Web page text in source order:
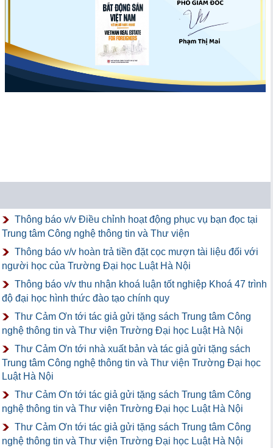
Thông báo v/v Điều chỉnh hoạt động phục vụ bạn đọc tại
Trung tâm Công nghệ thông tin và Thư viện
Thông báo v/v hoàn trả tiền đặt cọc mượn tài liệu đối với
người học của Trường Đại học Luật Hà Nội
Thông báo v/v thu nhận khoá luận tốt nghiệp Khoá 47 trình
độ đại học hình thức đào tạo chính quy
Thư Cảm Ơn tới tác giả gửi tặng sách Trung tâm Công
nghệ thông tin và Thư viện Trường Đại học Luật Hà Nội
Thư Cảm Ơn tới nhà xuất bản và tác giả gửi tặng sách
Trung tâm Công nghệ thông tin và Thư viện Trường Đại học
Luật Hà Nội
Thư Cảm Ơn tới tác giả gửi tặng sách Trung tâm Công
nghệ thông tin và Thư viện Trường Đại học Luật Hà Nội
Thư Cảm Ơn tới tác giả gửi tặng sách Trung tâm Công
nghệ thông tin và Thư viện Trường Đại học Luật Hà Nội